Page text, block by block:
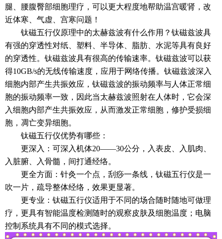
腿、腰腹臀部细胞理疗，可以更大程度地帮助温宫暖肾，改
近体寒、气虚、宫寒问题！
钛磁五行仪原理中的太赫兹波有什么作用？钛磁兹波具
有强的穿透性对纸、塑料、半导体、脂肪、水泥等具有良好
的穿透性。钛磁兹波具有很高的传输速率。钛磁兹波可以获
得10GB/s的无线传输速度，应用于网络传播。钛磁兹波深入
细胞内部产生共振效应，钛磁兹波的振动频率与人体正常细
胞的振动频率一致，因此当太赫兹波照射在人体时，它会深
入细胞内部产生共振效应，从而激发正常细胞，修护受损细
胞，凋亡变异细胞。
钛磁五行仪优势有哪些：
更深入：可深入机体20——30公分，入表皮、入肌肉、
入脏腑、入骨髓，间打通经络。
更全方面：针灸一个点，刮痧一条线，钛磁五行仪是一
吹一片，疏导整体经络，效果更显著。
更专业：钛磁五行仪适用于不同的场合随时随地可做理
疗，更具有智能温度检测随时的观察皮肤及细胞温度；电脑
控制系统具有不同的模式选择。